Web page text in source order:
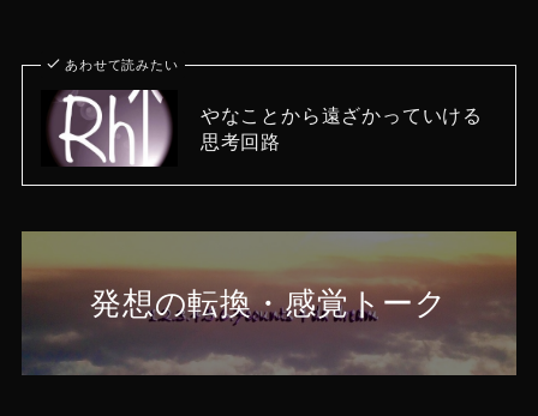
あわせて読みたい
やなことから遠ざかっていける
思考回路
発想の転換・感覚トーク